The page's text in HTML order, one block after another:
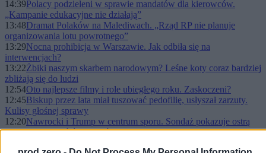
14:39Polacy podzieleni w sprawie mandatów dla kierowców.
„Kampanie edukacyjne nie działają”
13:48Dramat Polaków na Malediwach. „Rząd RP nie planuje
organizowania lotu powrotnego”
13:29Nocna prohibicja w Warszawie. Jak odbiła się na
interwencjach?
13:22Żbiki naszym skarbem narodowym? Leśne koty coraz bardziej
zbliżają się do ludzi
12:54Oto najlepsze filmy i role ubiegłego roku. Zaskoczeni?
12:45Biskup przez lata miał tuszować pedofilię, usłyszał zarzuty.
Kulisy głośnej sprawy
12:20Nawrocki i Trump w centrum sporu. Sondaż pokazuje ostrą
linię podziału wśród Polaków